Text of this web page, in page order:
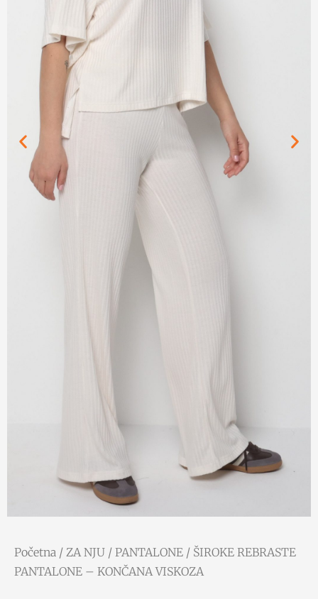
Početna / ZA NJU / PANTALONE / ŠIROKE REBRASTE
PANTALONE – KONČANA VISKOZA